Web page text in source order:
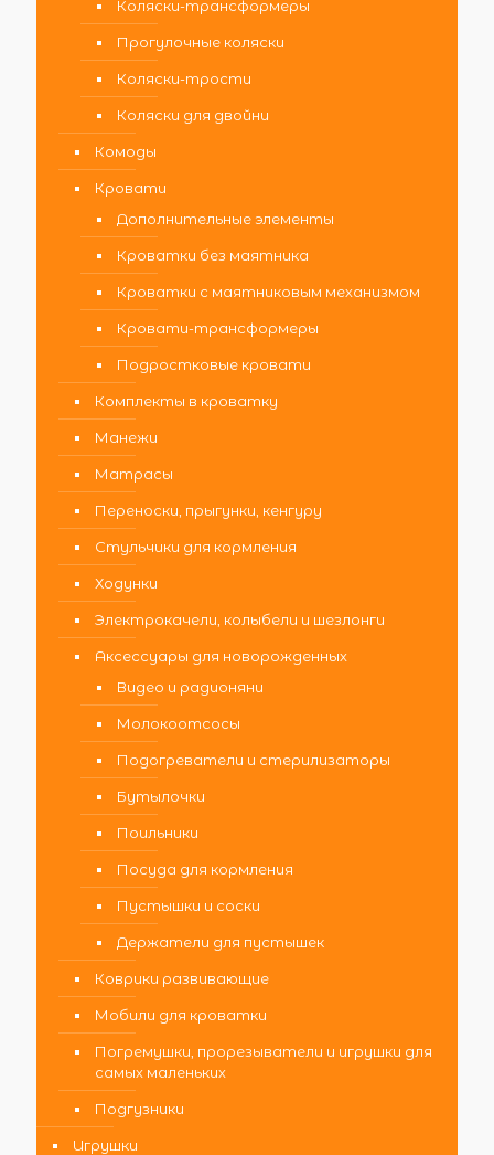
Коляски-трансформеры
Прогулочные коляски
Коляски-трости
Коляски для двойни
Комоды
Кровати
Дополнительные элементы
Кроватки без маятника
Кроватки с маятниковым механизмом
Кровати-трансформеры
Подростковые кровати
Комплекты в кроватку
Манежи
Матрасы
Переноски, прыгунки, кенгуру
Стульчики для кормления
Ходунки
Электрокачели, колыбели и шезлонги
Аксессуары для новорожденных
Видео и радионяни
Молокоотсосы
Подогреватели и стерилизаторы
Бутылочки
Поильники
Посуда для кормления
Пустышки и соски
Держатели для пустышек
Коврики развивающие
Мобили для кроватки
Погремушки, прорезыватели и игрушки для
самых маленьких
Подгузники
Игрушки